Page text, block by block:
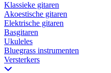
Klassieke gitaren
Akoestische gitaren
Elektrische gitaren
Basgitaren
Ukuleles
Bluegrass instrumenten
Versterkers